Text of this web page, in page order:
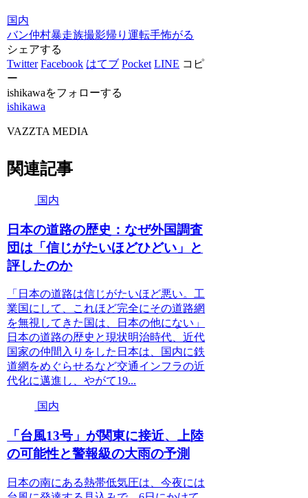
国内
バン仲村暴走族撮影帰り運転手怖がる
シェアする
Twitter Facebook はてブ Pocket LINE コピ
ー
ishikawaをフォローする
ishikawa
VAZZTA MEDIA
関連記事
国内
日本の道路の歴史：なぜ外国調査
団は「信じがたいほどひどい」と
評したのか
「日本の道路は信じがたいほど悪い。工
業国にして、これほど完全にその道路網
を無視してきた国は、日本の他にない」
日本の道路の歴史と現状明治時代、近代
国家の仲間入りをした日本は、国内に鉄
道網をめぐらせるなど交通インフラの近
代化に邁進し、やがて19...
国内
「台風13号」が関東に接近、上陸
の可能性と警報級の大雨の予測
日本の南にある熱帯低気圧は、今夜には